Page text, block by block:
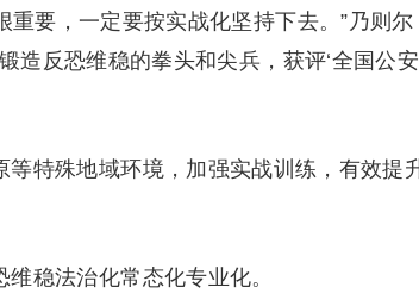
要，一定要按实战化坚持下去。”乃则尔
造反恐维稳的拳头和尖兵，获评‘全国公安
特殊地域环境，加强实战训练，有效提
稳法治化常态化专业化。